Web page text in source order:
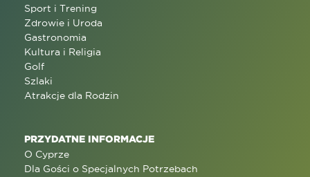
Sport i Trening
Zdrowie i Uroda
Gastronomia
Kultura i Religia
Golf
Szlaki
Atrakcje dla Rodzin
PRZYDATNE INFORMACJE
O Cyprze
Dla Gości o Specjalnych Potrzebach